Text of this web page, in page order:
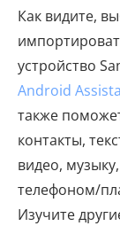
Как видите,
устройство
Android
также
контакты,
видео,
телефоном/
Изучите